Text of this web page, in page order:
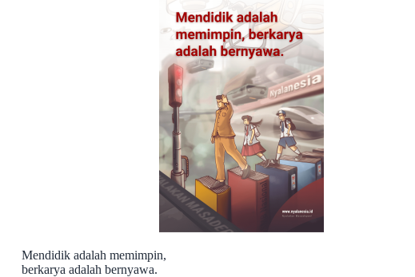
Mendidik adalah memimpin,
berkarya adalah bernyawa.